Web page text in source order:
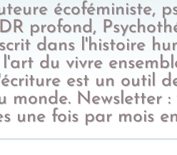
écoféministe,
profond,
dans l'histoire
du vivre
est un outil
Newsletter :
une fois par mois